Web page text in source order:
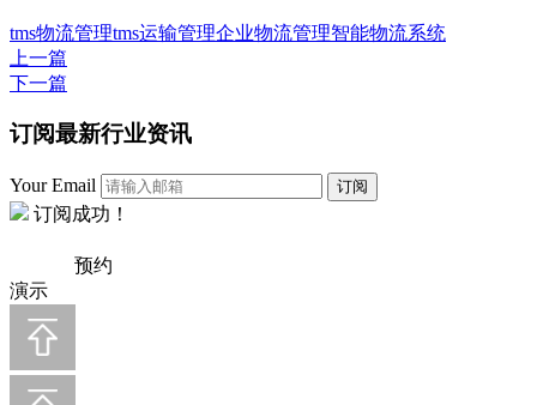
tms物流管理tms运输管理企业物流管理智能物流系统
上一篇
下一篇
订阅最新行业资讯
Your Email 订阅
订阅成功！
预约
演示